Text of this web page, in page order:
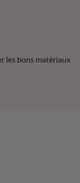
les bons matériaux